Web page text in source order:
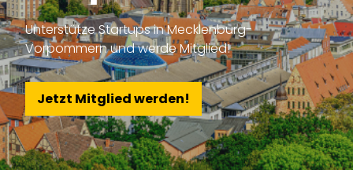
Unterstütze Startups in Mecklenburg-
Vorpommern und werde Mitglied!
Jetzt Mitglied werden!